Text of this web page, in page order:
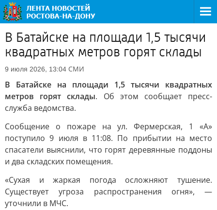
В Батайске на площади 1,5 тысячи
квадратных метров горят склады
9 июля 2026, 13:04 СМИ
В Батайске на площади 1,5 тысячи квадратных
метров горят склады. Об этом сообщает пресс-
служба ведомства.
Сообщение о пожаре на ул. Фермерская, 1 «А»
поступило 9 июля в 11:08. По прибытии на место
спасатели выяснили, что горят деревянные поддоны
и два складских помещения.
«Сухая и жаркая погода осложняют тушение.
Существует угроза распространения огня», —
уточнили в МЧС.